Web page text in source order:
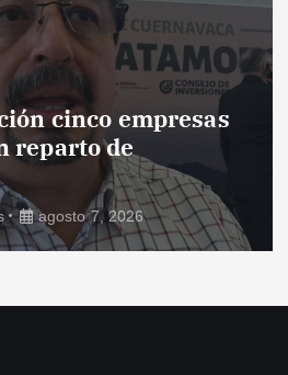
t
r
a
a
s
cinco empresas
reparto de
agosto 7, 2026